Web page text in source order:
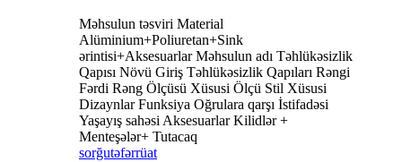
Məhsulun təsviri Material
Alüminium+Poliuretan+Sink
ərintisi+Aksesuarlar Məhsulun adı Təhlükəsizlik
Qapısı Növü Giriş Təhlükəsizlik Qapıları Rəngi ​​
Fərdi Rəng Ölçüsü Xüsusi Ölçü Stil Xüsusi
Dizaynlar Funksiya Oğrulara qarşı İstifadəsi
Yaşayış sahəsi Aksesuarlar Kilidlər +
Menteşələr+ Tutacaq
sorğutəfərrüat